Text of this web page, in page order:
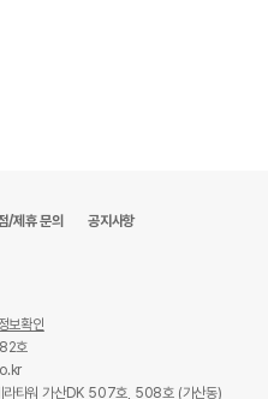
/제휴 문의 공지사항
보확인
호
라타워 가산DK 507호, 508호 (가산동)